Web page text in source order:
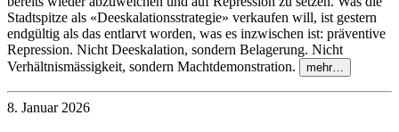
Stadtspitze als «Deeskalationsstrategie» verkaufen will, ist gestern
endgültig als das entlarvt worden, was es inzwischen ist: präventive
Repression. Nicht Deeskalation, sondern Belagerung. Nicht
Verhältnismässigkeit, sondern Machtdemonstration.
mehr…
8. Januar 2026